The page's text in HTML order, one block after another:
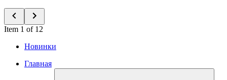
Item 1 of 12
Новинки
Главная